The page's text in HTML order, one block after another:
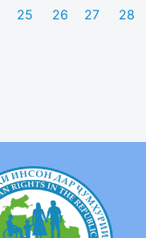
25 26 27 28